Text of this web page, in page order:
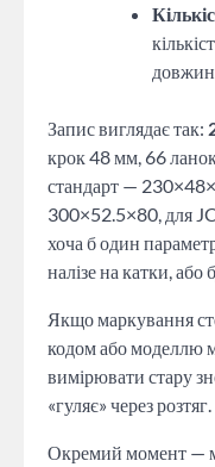
Запис виглядає так:
крок 48 мм, 66
стандарт —
300×52.5×80, для
хоча б один
налізе на катки, або
Якщо маркування
кодом або моделлю
вимірювати стару
«гуляє» через розтяг.
Окремий момент —